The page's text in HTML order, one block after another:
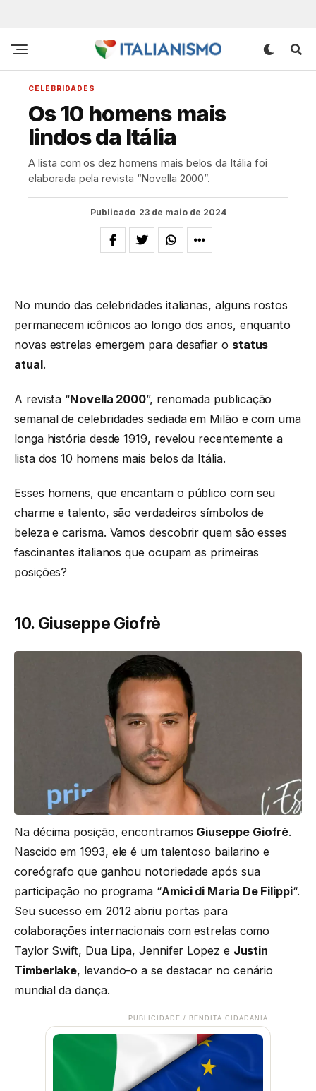
CELEBRIDADES
Os 10 homens mais
lindos da Itália
A lista com os dez homens mais belos da Itália foi
elaborada pela revista “Novella 2000”.
Publicado 23 de maio de 2024
No mundo das celebridades italianas, alguns rostos
permanecem icônicos ao longo dos anos, enquanto
novas estrelas emergem para desafiar o status
atual.
A revista “Novella 2000”, renomada publicação
semanal de celebridades sediada em Milão e com uma
longa história desde 1919, revelou recentemente a
lista dos 10 homens mais belos da Itália.
Esses homens, que encantam o público com seu
charme e talento, são verdadeiros símbolos de
beleza e carisma. Vamos descobrir quem são esses
fascinantes italianos que ocupam as primeiras
posições?
10. Giuseppe Giofrè
Na décima posição, encontramos Giuseppe Giofrè.
Nascido em 1993, ele é um talentoso bailarino e
coreógrafo que ganhou notoriedade após sua
participação no programa “Amici di Maria De Filippi“.
Seu sucesso em 2012 abriu portas para
colaborações internacionais com estrelas como
Taylor Swift, Dua Lipa, Jennifer Lopez e Justin
Timberlake, levando-o a se destacar no cenário
mundial da dança.
PUBLICIDADE / BENDITA CIDADANIA